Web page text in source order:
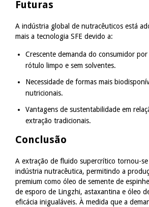
Futuras
A indústria global de nutracêuticos está
mais a tecnologia SFE devido a:
Crescente demanda do consumidor
rótulo limpo e sem solventes.
Necessidade de formas mais
nutricionais.
Vantagens de sustentabilidade em
extração tradicionais.
Conclusão
A extração de fluido supercrítico tornou-
indústria nutracêutica, permitindo a
premium como óleo de semente de
de esporo de Lingzhi, astaxantina e óleo
eficácia inigualáveis. À medida que a